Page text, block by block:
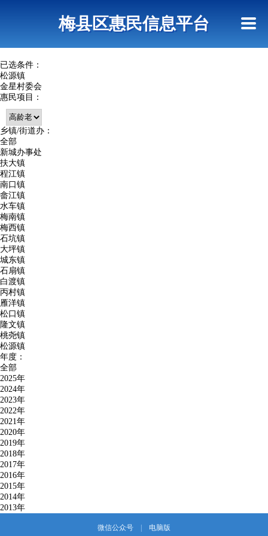
查询指引梅县区惠民信息平台
已选条件：
松源镇
金星村委会
惠民项目：
乡镇/街道办：
全部
新城办事处
扶大镇
程江镇
南口镇
畲江镇
水车镇
梅南镇
梅西镇
石坑镇
大坪镇
城东镇
石扇镇
白渡镇
丙村镇
雁洋镇
松口镇
隆文镇
桃尧镇
松源镇
年度：
全部
2025年
2024年
2023年
2022年
2021年
2020年
2019年
2018年
2017年
2016年
2015年
2014年
2013年
微信公众号 电脑版